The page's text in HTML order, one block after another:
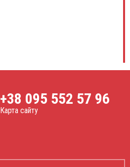
+38 095 552 57 96
Карта сайту